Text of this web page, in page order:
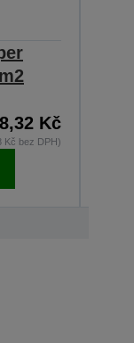
Kč
Kč bez DPH)